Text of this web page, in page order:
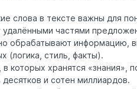
слова в тексте важны для
частями
обрабатывают информацию,
(логика, стиль, факты).
которых хранятся «знания»,
и сотен миллиардов.